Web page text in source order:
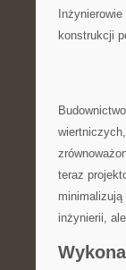
konstrukcji
teraz
inżynierii,⁤